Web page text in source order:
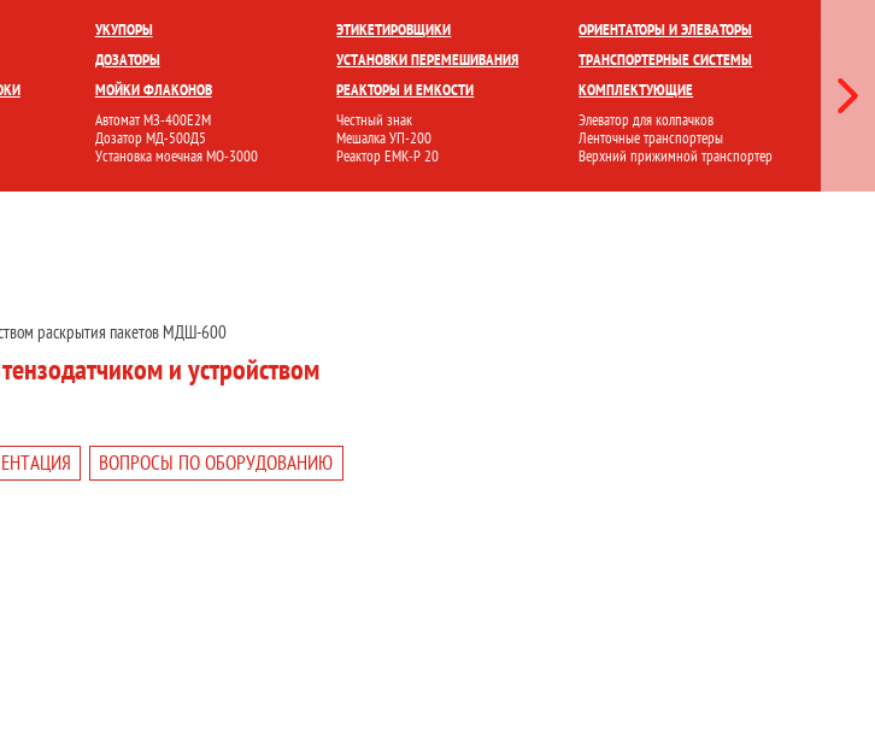
УКУПОРЫ
ДОЗАТОРЫ
МОЙКИ ФЛАКОНОВ
Автомат МЗ-400Е2М
Дозатор МД-500Д5
Установка моечная МО-3000
ЭТИКЕТИРОВЩИКИ
УСТАНОВКИ ПЕРЕМЕШИВАНИЯ
РЕАКТОРЫ И ЕМКОСТИ
Честный знак
Мешалка УП-200
Реактор ЕМК-Р 20
ОРИЕНТАТОРЫ И ЭЛЕВАТОРЫ
ТРАНСПОРТЕРНЫЕ СИСТЕМЫ
КОМПЛЕКТУЮЩИЕ
Элеватор для колпачков
Ленточные транспортеры
Верхний прижимной транспортер
И ФАСОВКА МОЙКА ТАРЫ НАКЛЕЙКА ЭТИКЕТКИ ПРИГОТОВЛЕНИЕ И ХРАНЕНИЕ ПЕРЕМЕШИВАНИЕ
раскрытия пакетов МДШ-600
и устройством
ВОПРОСЫ ПО ОБОРУДОВАНИЮ